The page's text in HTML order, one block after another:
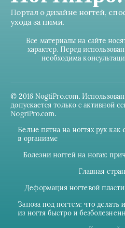
Портал о дизайне ногтей,
ухода за ними.
Все материалы на сайте
характер. Перед
необходима
© 2016 NogtiPro.com.
допускается только с активной
NogriPro.com.
Белые пятна на ногтях рук как
в организме
Болезни ногтей на ногах:
Главная
Деформация ногтевой
Заноза под ногтем: что делать
из ногтя быстро и